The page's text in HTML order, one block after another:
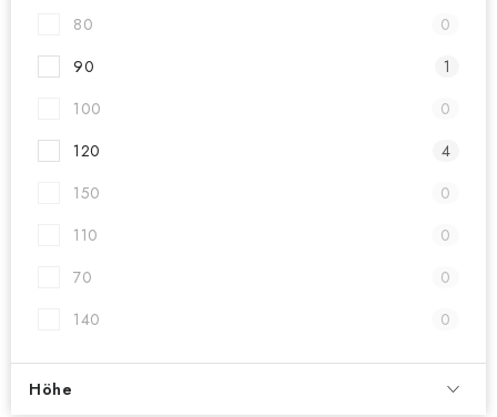
80
0
90
1
100
0
120
4
150
0
110
0
70
0
140
0
Höhe